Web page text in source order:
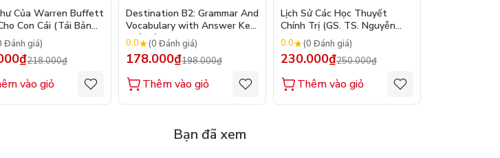
- 10%
Của Warren Buffett
Con Cái (Tái Bản
Đánh giá)
218.000₫
vào giỏ
- 10%
Destination B2: Grammar And
Vocabulary with Answer Key
(Tái Bản 2025)
0.0 (0 Đánh giá)
178.000₫198.000₫
Thêm vào giỏ
Lịch Sử Các Học Thuyết
Chính Trị (GS. TS. Nguyễn
Đăng Dung)
0.0 (0 Đánh giá)
230.000₫250.000₫
Thêm vào giỏ
Bạn đã xem